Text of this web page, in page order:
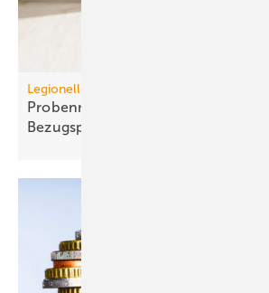
Legionellenuntersuchungen nach TrinkwV
Probennahme: Neue tech­nische
Bezugspunkte